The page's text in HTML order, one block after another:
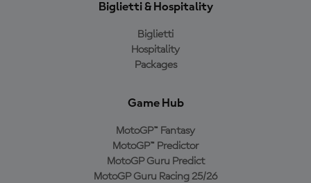
Biglietti & Hospitality
Biglietti
Hospitality
Packages
Game Hub
MotoGP™ Fantasy
MotoGP™ Predictor
MotoGP Guru Predict
MotoGP Guru Racing 25/26